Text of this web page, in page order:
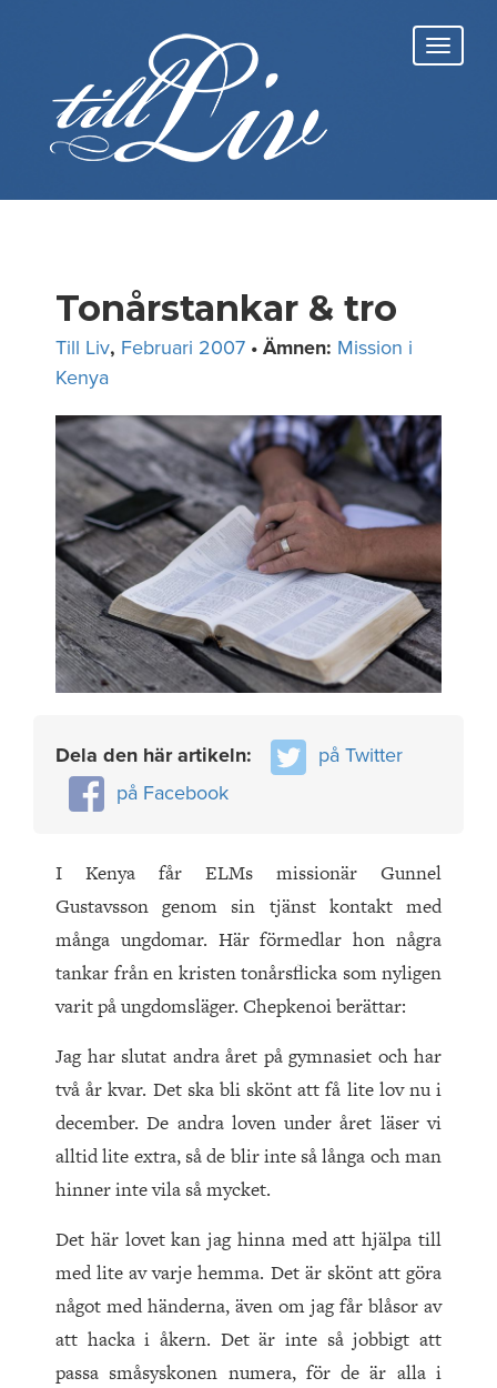
Tonårstankar & tro
Till Liv, Februari 2007 • Ämnen: Mission i
Kenya
Dela den här artikeln:
på Twitter
på Facebook
I Kenya får ELMs missionär Gunnel
Gustavsson genom sin tjänst kontakt med
många ungdomar. Här förmedlar hon några
tankar från en kristen tonårsflicka som nyligen
varit på ungdomsläger. Chepkenoi berättar:
Jag har slutat andra året på gymnasiet och har
två år kvar. Det ska bli skönt att få lite lov nu i
december. De andra loven under året läser vi
alltid lite extra, så de blir inte så långa och man
hinner inte vila så mycket.
Det här lovet kan jag hinna med att hjälpa till
med lite av varje hemma. Det är skönt att göra
något med händerna, även om jag får blåsor av
att hacka i åkern. Det är inte så jobbigt att
passa småsyskonen numera, för de är alla i